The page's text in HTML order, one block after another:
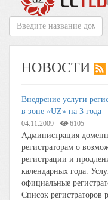
НОВОСТИ
Внедрение услуги
в зоне «UZ» на 3 года
04.11.2009 6105
Администрация
регистраторам о
регистрации и
календарных года.
официальные
Список регистраторов